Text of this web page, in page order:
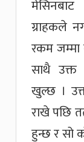
ग्राहकले
रकम जम्मा
साथै उक्त
खुल्छ ।
राखे पछि
हुन्छ र सो